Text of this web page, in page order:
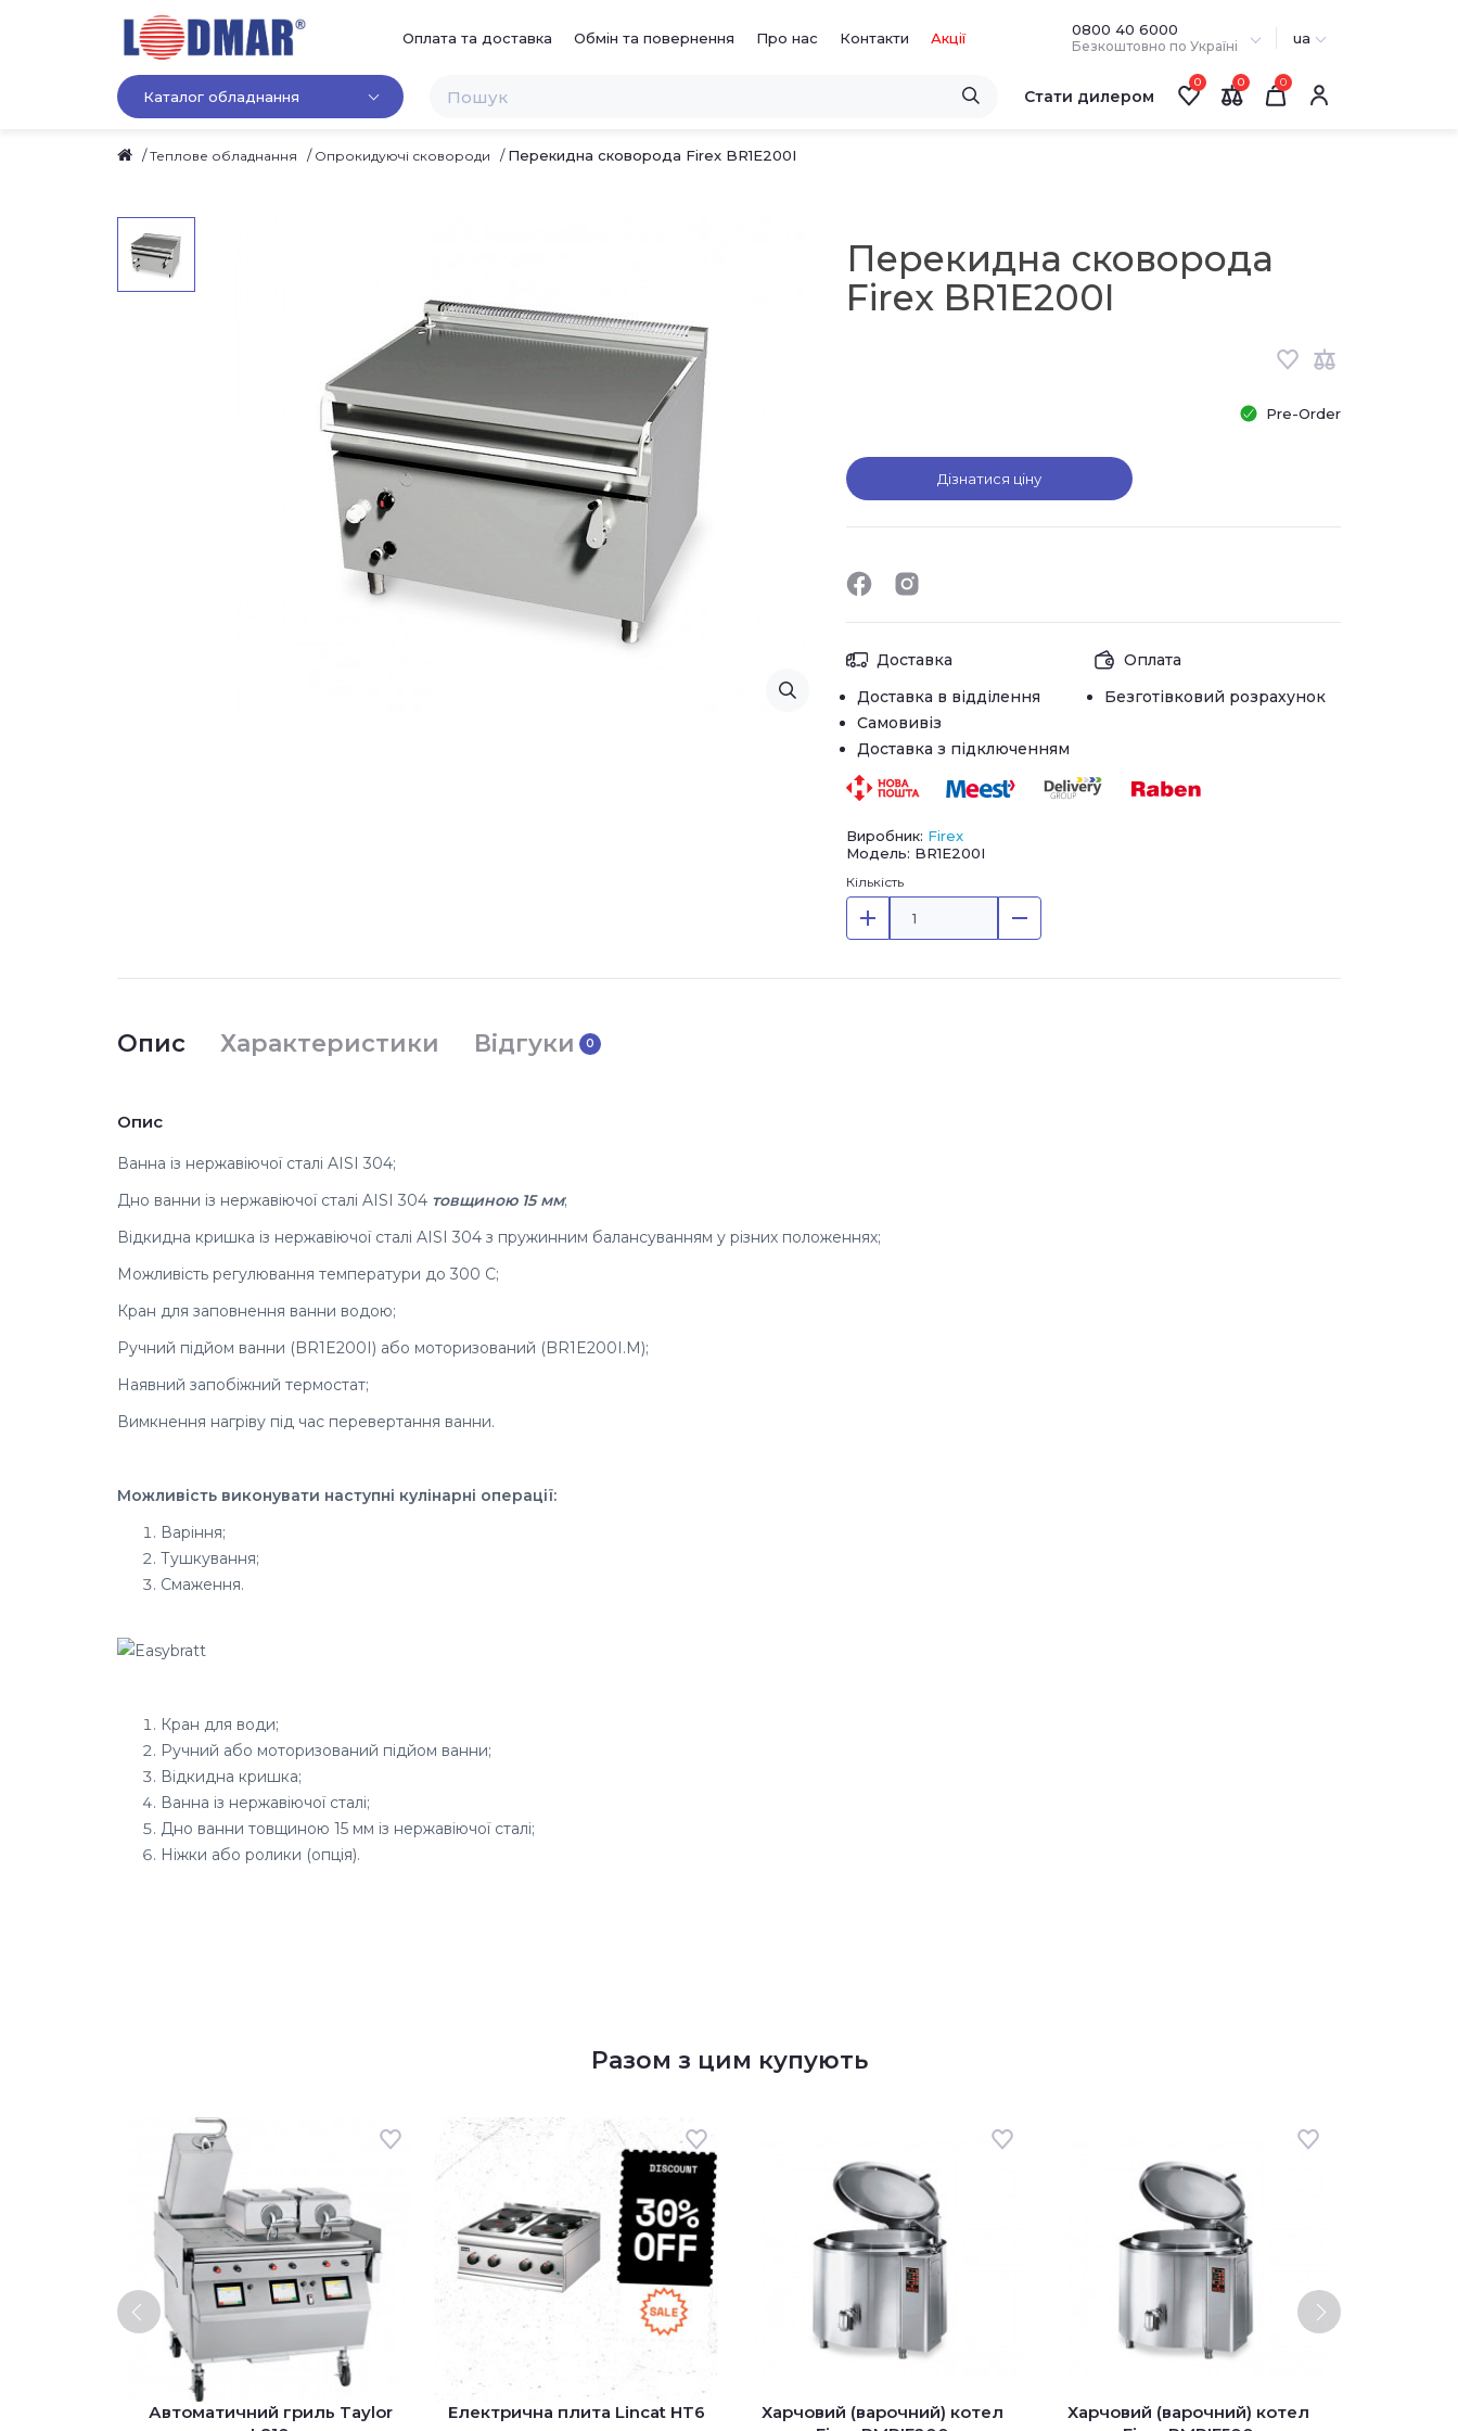
Оплата та доставка Обмін та повернення Про нас Контакти Акції 0800 40 6000
Безкоштовно по Україні ua
Каталог обладнання Стати дилером
0 0
Теплове обладнання Опрокидуючі сковороди Перекидна сковорода Firex BR1E200I
Перекидна сковорода
Firex BR1E200I
Pre-Order
Дізнатися ціну
Доставка
Доставка в відділення
Самовивіз
Доставка з підключенням
Оплата
Безготівковий розрахунок
Виробник: Firex
Модель: BR1E200I
Кількість
Опис Характеристики Відгуки 0
Опис
Ванна із нержавіючої сталі AISI 304;
Дно ванни із нержавіючої сталі AISI 304 товщиною 15 мм;
Відкидна кришка із нержавіючої сталі AISI 304 з пружинним балансуванням у різних положеннях;
Можливість регулювання температури до 300 С;
Кран для заповнення ванни водою;
Ручний підйом ванни (BR1E200I) або моторизований (BR1E200I.M);
Наявний запобіжний термостат;
Вимкнення нагріву під час перевертання ванни.
Можливість виконувати наступні кулінарні операції:
Варіння;
Тушкування;
Смаження.
Кран для води;
Ручний або моторизований підйом ванни;
Відкидна кришка;
Ванна із нержавіючої сталі;
Дно ванни товщиною 15 мм із нержавіючої сталі;
Ніжки або ролики (опція).
Разом з цим купують
Автоматичний гриль Taylor
Електрична плита Lincat HT6
Харчовий (варочний) котел
Харчовий (варочний) котел